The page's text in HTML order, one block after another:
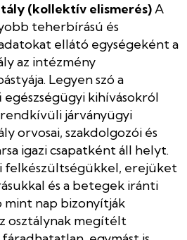
(kollektív elismerés)A
teherbírású és
ellátó egységeként a
az intézmény
Legyen szó a
kihívásokról
járványügyi
orvosai, szakdolgozói és
igazi csapatként áll helyt.
felkészültségükkel, erejüket
és a betegek iránti
mint nap bizonyítják
osztálynak megítélt